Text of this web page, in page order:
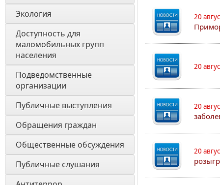
Экология
Доступность для
маломобильных групп
населения
Подведомственные
организации
Публичные выступления
Обращения граждан
Общественные обсуждения
Публичные слушания
20
20
20
20